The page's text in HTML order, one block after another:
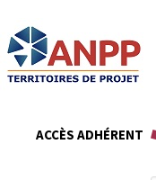
A
N
P
P
ACCÈS ADHÉRENT